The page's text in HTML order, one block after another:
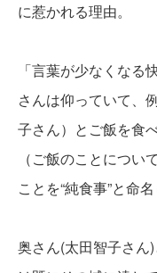
に惹かれる理由。
「言葉が少なくなる
さんは仰っていて、
子さん）と ご飯を食
（ご飯のことについ
ことを“純食事”と命名
奥さん(太田智子さん